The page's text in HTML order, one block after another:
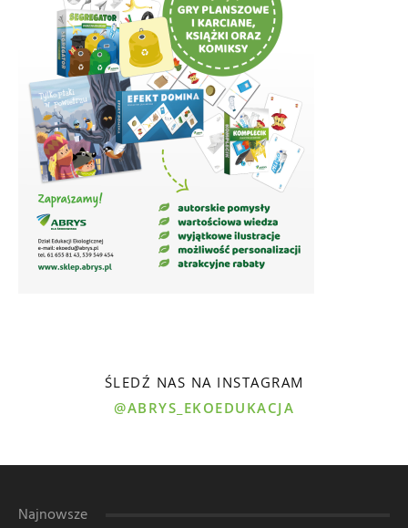
ŚLEDŹ NAS NA INSTAGRAM
@ABRYS_EKOEDUKACJA
Najnowsze